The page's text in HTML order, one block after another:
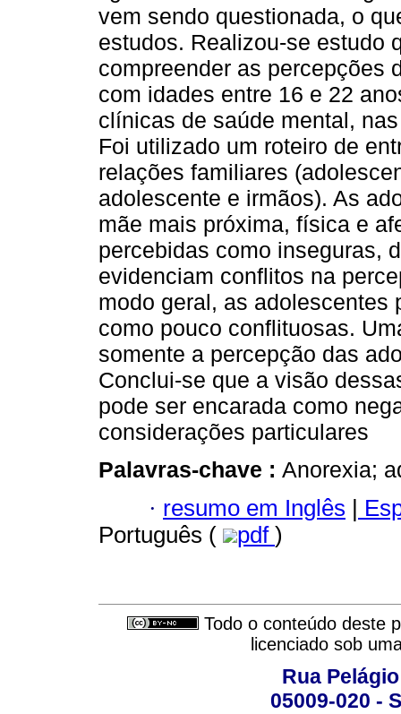
vem sendo questionada, o
estudos. Realizou-se estudo
compreender as percepções
com idades entre 16 e 22
clínicas de saúde mental,
Foi utilizado um roteiro de
relações familiares
adolescente e irmãos). As
mãe mais próxima, física e
percebidas como inseguras,
evidenciam conflitos na
modo geral, as adolescentes
como pouco conflituosas.
somente a percepção das
Conclui-se que a visão
pode ser encarada como
considerações particulares
Palavras-chave : Anorexia;
· resumo em Inglês |
Português (
pdf )
Todo o conteúdo deste
licenciado sob
Rua
05009-020 -